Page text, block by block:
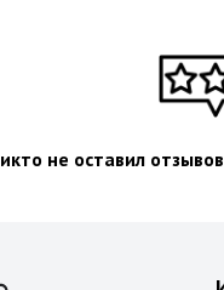
не оставил